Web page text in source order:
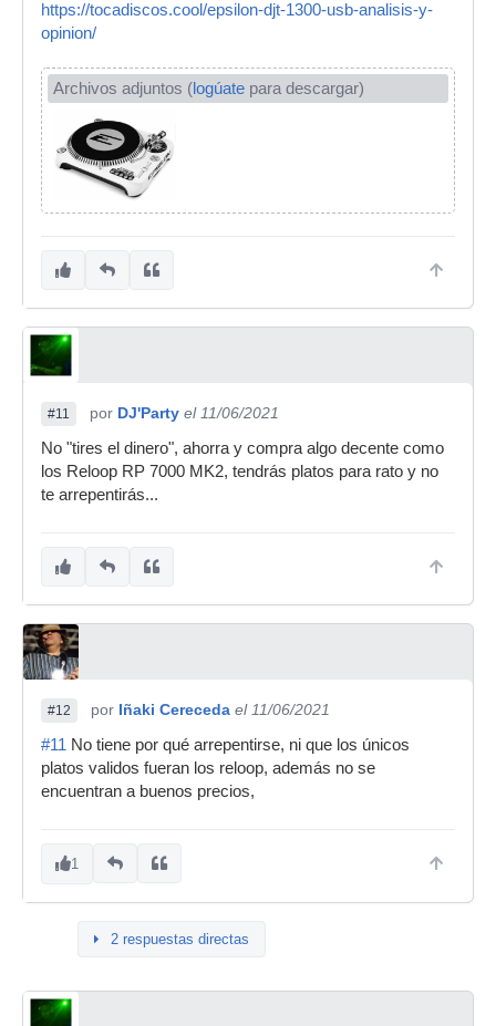
https://tocadiscos.cool/epsilon-djt-1300-usb-analisis-y-
opinion/
Archivos adjuntos (logúate para descargar)
#11 por DJ'Party el 11/06/2021
No "tires el dinero", ahorra y compra algo decente como
los Reloop RP 7000 MK2, tendrás platos para rato y no
te arrepentirás...
#12 por Iñaki Cereceda el 11/06/2021
#11 No tiene por qué arrepentirse, ni que los únicos
platos validos fueran los reloop, además no se
encuentran a buenos precios,
1
2 respuestas directas